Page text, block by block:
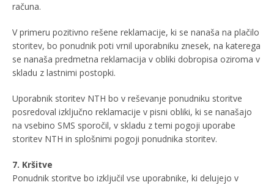
računa.
V primeru pozitivno rešene reklamacije, ki se nanaša na plačilo
storitev, bo ponudnik poti vrnil uporabniku znesek, na katerega
se nanaša predmetna reklamacija v obliki dobropisa oziroma v
skladu z lastnimi postopki.
Uporabnik storitev NTH bo v reševanje ponudniku storitve
posredoval izključno reklamacije v pisni obliki, ki se nanašajo
na vsebino SMS sporočil, v skladu z temi pogoji uporabe
storitev NTH in splošnimi pogoji ponudnika storitev.
7. Kršitve
Ponudnik storitve bo izključil vse uporabnike, ki delujejo v